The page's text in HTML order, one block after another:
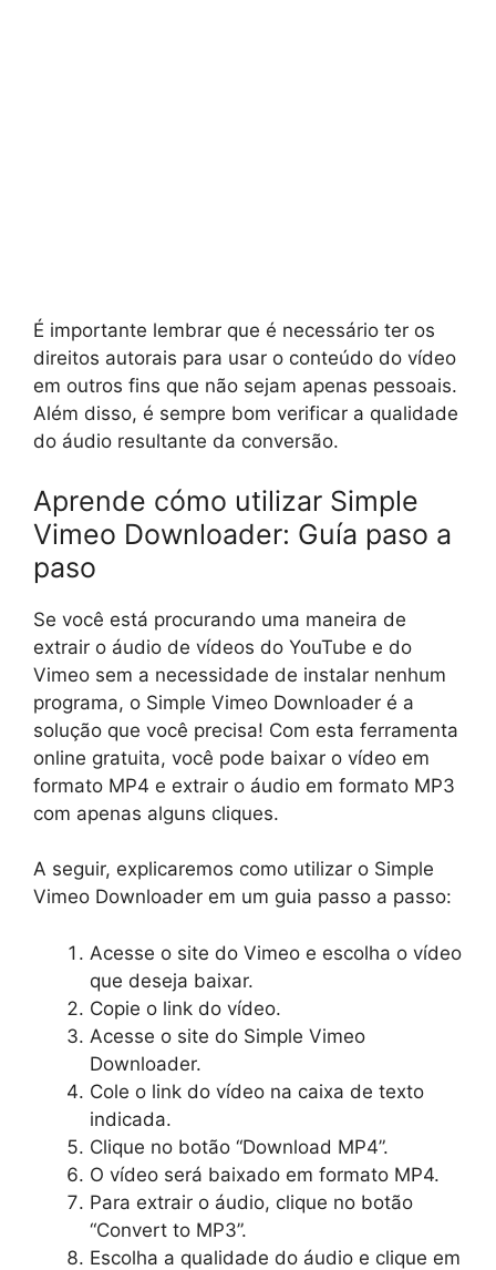
É importante lembrar que é necessário ter os
direitos autorais para usar o conteúdo do vídeo
em outros fins que não sejam apenas pessoais.
Além disso, é sempre bom verificar a qualidade
do áudio resultante da conversão.
Aprende cómo utilizar Simple
Vimeo Downloader: Guía paso a
paso
Se você está procurando uma maneira de
extrair o áudio de vídeos do YouTube e do
Vimeo sem a necessidade de instalar nenhum
programa, o Simple Vimeo Downloader é a
solução que você precisa! Com esta ferramenta
online gratuita, você pode baixar o vídeo em
formato MP4 e extrair o áudio em formato MP3
com apenas alguns cliques.
A seguir, explicaremos como utilizar o Simple
Vimeo Downloader em um guia passo a passo:
Acesse o site do Vimeo e escolha o vídeo
que deseja baixar.
Copie o link do vídeo.
Acesse o site do Simple Vimeo
Downloader.
Cole o link do vídeo na caixa de texto
indicada.
Clique no botão “Download MP4”.
O vídeo será baixado em formato MP4.
Para extrair o áudio, clique no botão
“Convert to MP3”.
Escolha a qualidade do áudio e clique em